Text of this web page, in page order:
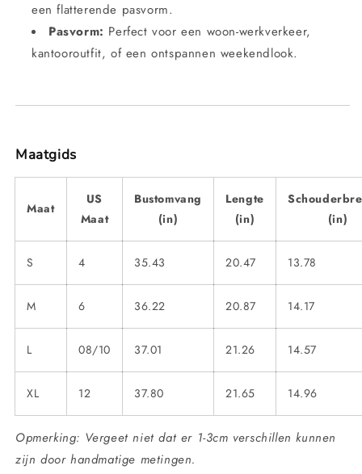
een flatterende pasvorm.
Pasvorm: Perfect voor een woon-werkverkeer,
kantooroutfit, of een ontspannen weekendlook.
Maatgids
Maat
US
Maat
Bustomvang
(in)
Lengte
(in)
(in)
S 4 35.43 20.47 13.78
M 6 36.22 20.87 14.17
L 08/10 37.01 21.26 14.57
XL 12 37.80 21.65 14.96
Opmerking: Vergeet niet dat er 1-3cm verschillen kunnen
zijn door handmatige metingen.